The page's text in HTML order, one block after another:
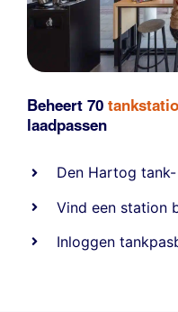
Beheert 70
laadpassen
Den Hartog
Vind een station
Inloggen